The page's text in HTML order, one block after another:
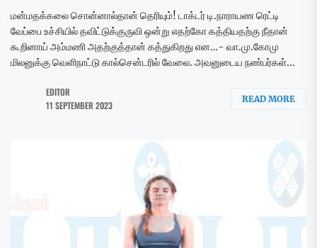
மன்மதக்கலை சொன்னால்தான் தெரியும்! டாக்டர் டி.நாராயண ரெட்டி
வேப்பை உச்சியில் தவிட்டுக்குருவி ஒன்று எதற்கோ கத்தியதற்கு நீதான்
கூறினாய் அம்மணி அதற்குத்தான் கத்துகிறது என…- வா.மு.கோமு
மிலனுக்கு வெளிநாட்டு கால்சென்டரில் வேலை. அவனுடைய நண்பர்கள்...
EDITOR
11 SEPTEMBER 2023
READ MORE